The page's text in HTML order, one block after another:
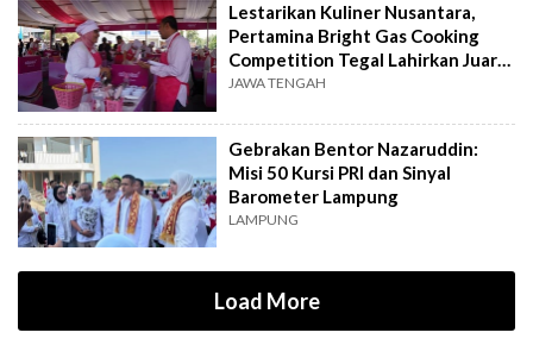
Lestarikan Kuliner Nusantara,
Pertamina Bright Gas Cooking
Competition Tegal Lahirkan Juara
Baru
JAWA TENGAH
Gebrakan Bentor Nazaruddin:
Misi 50 Kursi PRI dan Sinyal
Barometer Lampung
LAMPUNG
Load More